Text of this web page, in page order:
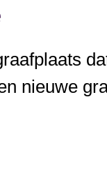
nieuwe